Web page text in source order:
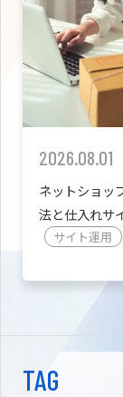
2026.08.01
ネットショッ
法と仕入れサ
サイト運用
TAG